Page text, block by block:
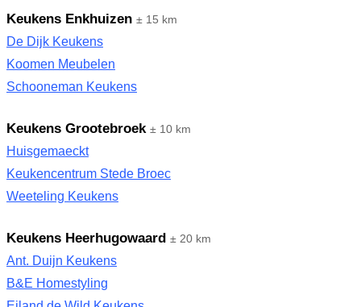
Keukens Enkhuizen ± 15 km
De Dijk Keukens
Koomen Meubelen
Schooneman Keukens
Keukens Grootebroek ± 10 km
Huisgemaeckt
Keukencentrum Stede Broec
Weeteling Keukens
Keukens Heerhugowaard ± 20 km
Ant. Duijn Keukens
B&E Homestyling